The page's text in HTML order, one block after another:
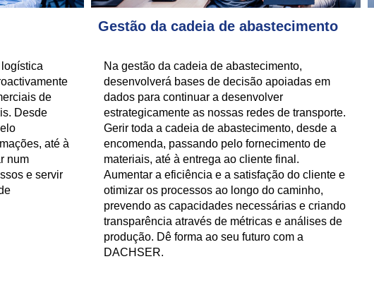
de
Desde
até à
num
e servir
Gestão da cadeia de abastecimento
Na gestão da cadeia de abastecimento,
desenvolverá bases de decisão apoiadas em
dados para continuar a desenvolver
estrategicamente as nossas redes de transporte.
Gerir toda a cadeia de abastecimento, desde a
encomenda, passando pelo fornecimento de
materiais, até à entrega ao cliente final.
Aumentar a eficiência e a satisfação do cliente e
otimizar os processos ao longo do caminho,
prevendo as capacidades necessárias e criando
transparência através de métricas e análises de
produção. Dê forma ao seu futuro com a
DACHSER.